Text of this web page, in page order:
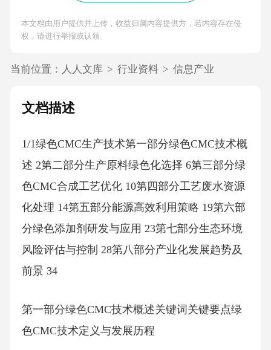
本文档由用户提供并上传，收益归属内容提供方，若内容存在侵
权，请进行举报或认领
当前位置： 人人文库 > 行业资料 > 信息产业
文档描述
1/1绿色CMC生产技术第一部分绿色CMC技术概
述 2第二部分生产原料绿色化选择 6第三部分绿
色CMC合成工艺优化 10第四部分工艺废水资源
化处理 14第五部分能源高效利用策略 19第六部
分绿色添加剂研发与应用 23第七部分生态环境
风险评估与控制 28第八部分产业化发展趋势及
前景 34
第一部分绿色CMC技术概述关键词关键要点绿
色CMC技术定义与发展历程